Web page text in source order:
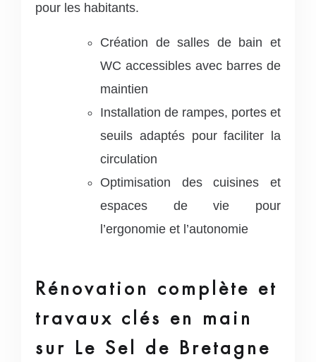
pour les habitants.
Création de salles de bain et
WC accessibles avec barres de
maintien
Installation de rampes, portes et
seuils adaptés pour faciliter la
circulation
Optimisation des cuisines et
espaces de vie pour
l’ergonomie et l’autonomie
Rénovation complète et
travaux clés en main
sur Le Sel de Bretagne